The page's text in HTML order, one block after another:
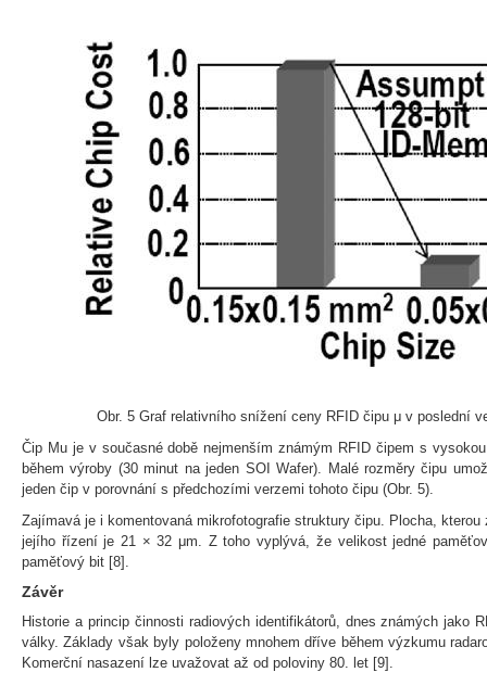
Obr. 5 Graf relativního snížení ceny RFID čipu μ v poslední
Čip Mu je v současné době nejmenším známým RFID čipem s
během výroby (30 minut na jeden SOI Wafer). Malé rozměry čipu
jeden čip v porovnání s předchozími verzemi tohoto čipu (Obr. 5).
Zajímavá je i komentovaná mikrofotografie struktury čipu. Plocha,
jejího řízení je 21 × 32 μm. Z toho vyplývá, že velikost jedné
paměťový bit [8].
Závěr
Historie a princip činnosti radiových identifikátorů, dnes známých jako
války. Základy však byly položeny mnohem dříve během výzkumu
Komerční nasazení lze uvažovat až od poloviny 80. let [9].